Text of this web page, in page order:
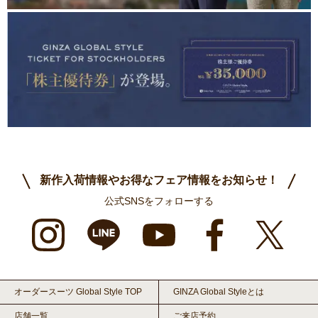
新作入荷情報やお得なフェア情報をお知らせ！
公式SNSをフォローする
オーダースーツ Global Style TOP GINZA Global Styleとは
店舗一覧 ご来店予約